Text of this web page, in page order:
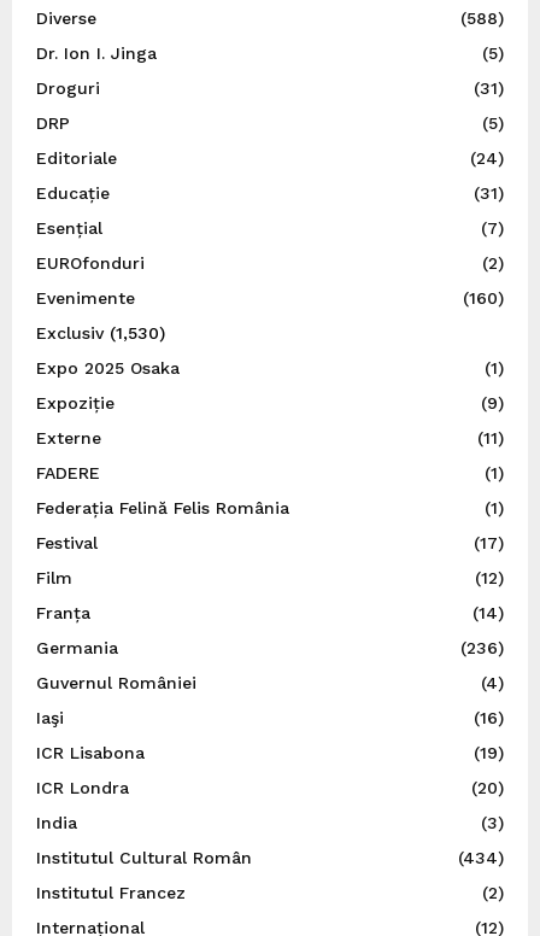
Diverse
(588)
Dr. Ion I. Jinga
(5)
Droguri
(31)
DRP
(5)
Editoriale
(24)
Educație
(31)
Esențial
(7)
EUROfonduri
(2)
Evenimente
(160)
Exclusiv(1,530)
Expo 2025 Osaka
(1)
Expoziție
(9)
Externe
(11)
FADERE
(1)
Federația Felină Felis România
(1)
Festival
(17)
Film
(12)
Franța
(14)
Germania
(236)
Guvernul României
(4)
Iaşi
(16)
ICR Lisabona
(19)
ICR Londra
(20)
India
(3)
Institutul Cultural Român
(434)
Institutul Francez
(2)
Internațional
(12)